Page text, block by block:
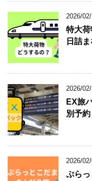
2026/
特大
日詰
2026/02/
EX旅
別予
2026/
ぷら